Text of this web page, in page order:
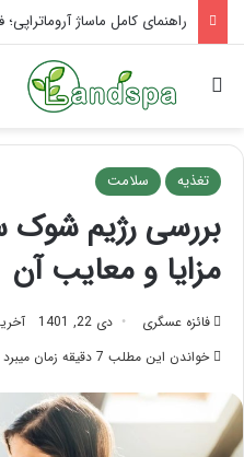
تاثیر ماساژ بر افسردگی؛ با
جستجو برای
تغذیه سلامت
بررسی رژیم شوک
مزایا و معایب آن
فائزه عسگری دی 22, 1401
خواندن این مطلب 7 دقیقه زمان میبرد